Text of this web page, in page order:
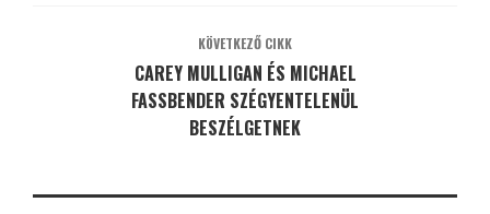
KÖVETKEZŐ CIKK
CAREY MULLIGAN ÉS MICHAEL
FASSBENDER SZÉGYENTELENÜL
BESZÉLGETNEK